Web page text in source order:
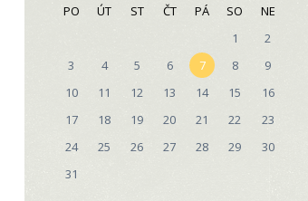
PO ÚT ST ČT PÁ SO
NE
1
2
3
4 5 6 7 8
9
10
11 12 13 14 15
16
17
18 19 20 21 22
23
24
25 26 27 28 29
30
31